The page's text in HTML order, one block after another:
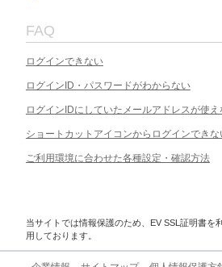
FAQ
ログインできない
ログインID・パスワードがわからない
ログインIDにしていたメールアドレスが使え
ショートカットアイコンからログインできな
ご利用環境に合わせた各種設定・確認方法
当サイトでは情報保護のため、EV SSL証明書を
用しております。